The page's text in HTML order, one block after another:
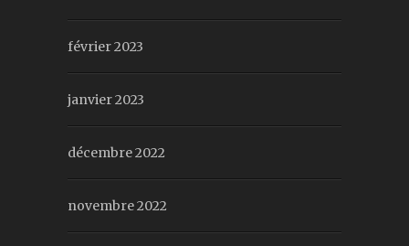
février 2023
janvier 2023
décembre 2022
novembre 2022